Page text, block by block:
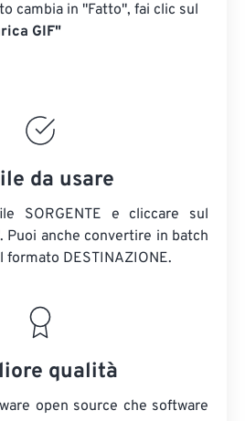
cambia in "Fatto", fai clic sul
GIF"
da usare
SORGENTE e cliccare sul
Puoi anche convertire in batch
formato DESTINAZIONE.
qualità
open source che software